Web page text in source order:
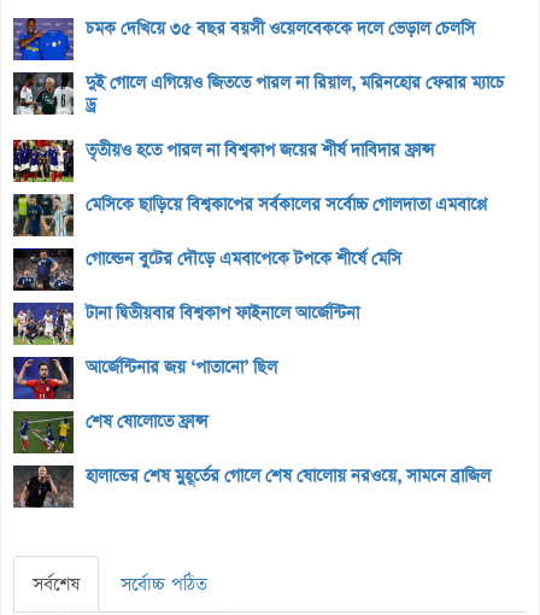
চমক দেখিয়ে ৩৫ বছর বয়সী ওয়েলবেককে দলে ভেড়াল চেলসি
দুই গোলে এগিয়েও জিততে পারল না রিয়াল, মরিনহোর ফেরার ম্যাচে
ড্র
তৃতীয়ও হতে পারল না বিশ্বকাপ জয়ের শীর্ষ দাবিদার ফ্রান্স
মেসিকে ছাড়িয়ে বিশ্বকাপের সর্বকালের সর্বোচ্চ গোলদাতা এমবাপ্পে
গোল্ডেন বুটের দৌড়ে এমবাপেকে টপকে শীর্ষে মেসি
টানা দ্বিতীয়বার বিশ্বকাপ ফাইনালে আর্জেন্টিনা
আর্জেন্টিনার জয় ‘পাতানো’ ছিল
শেষ ষোলোতে ফ্রান্স
হালান্ডের শেষ মুহূর্তের গোলে শেষ ষোলোয় নরওয়ে, সামনে ব্রাজিল
সর্বশেষ
সর্বোচ্চ পঠিত